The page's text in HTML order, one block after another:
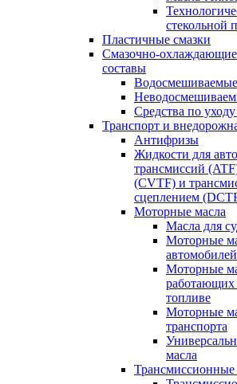
стекольной
Пластичные смазки
Смазочно-охлаждающие
составы
Средства по
Транспорт и
Антифризы
Жидкости для
трансмиссий
(CVTF) и
сцеплением
Моторные масла
Масла для
Моторные
автомобилей
Моторные
работающих
топливе
Моторные
транспорта
масла
Трансмиссионные